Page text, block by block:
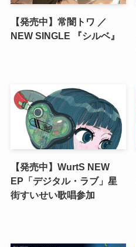
【発売中】常闇トワ ／
NEW SINGLE 『シルベ』
【発売中】WurtS NEW
EP「デジタル・ラブ」星
街すいせい歌唱参加